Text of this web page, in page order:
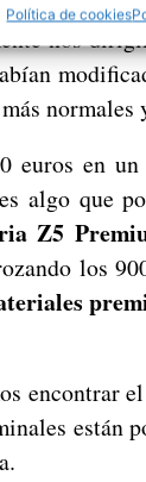
Política de cookies
nos
euros en
algo que
Z5
los
encontrar el
están